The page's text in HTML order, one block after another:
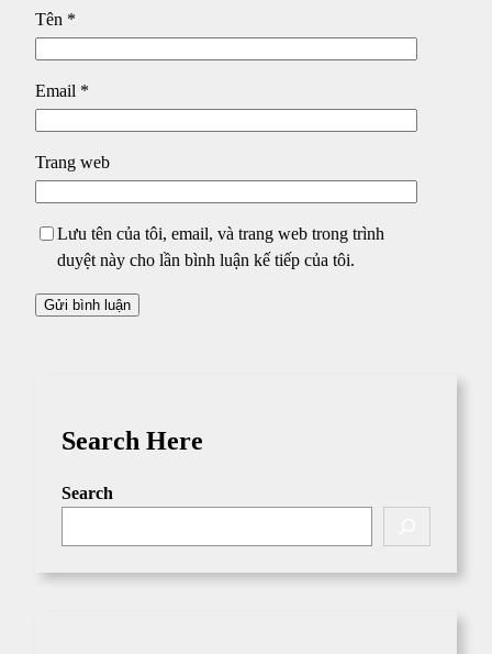
Tên *
Email *
Trang web
Lưu tên của tôi, email, và trang web trong trình
duyệt này cho lần bình luận kế tiếp của tôi.
Search Here
Search